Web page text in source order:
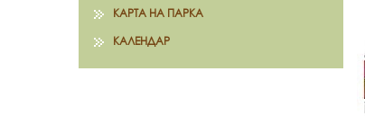
КАРТА НА ПАРКА
КАЛЕНДАР